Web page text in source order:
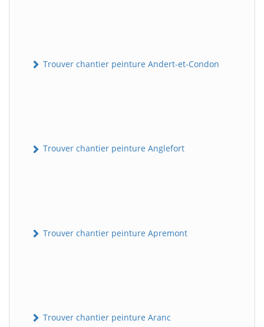
Trouver chantier peinture Andert-et-Condon
Trouver chantier peinture Anglefort
Trouver chantier peinture Apremont
Trouver chantier peinture Aranc